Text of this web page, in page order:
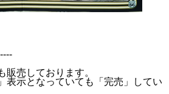
販売しております。
表示となっていても「完売」してい